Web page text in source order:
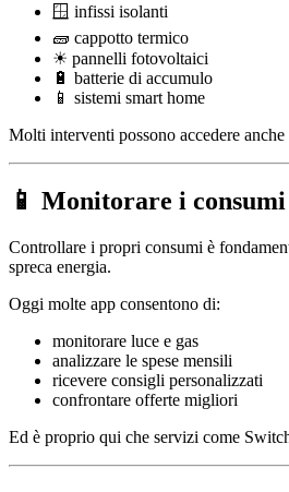
🪟 infissi isolanti
🧱 cappotto termico
☀ pannelli fotovoltaici
🔋 batterie di accumulo
📱 sistemi smart home
Molti interventi possono accedere
📱 Monitorare i
Controllare i propri consumi è
spreca energia.
Oggi molte app consentono di:
monitorare luce e gas
analizzare le spese mensili
ricevere consigli personalizzati
confrontare offerte migliori
Ed è proprio qui che servizi come